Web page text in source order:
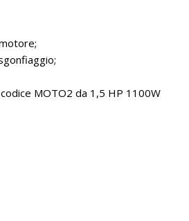
MOTO2 da 1,5 HP 1100W